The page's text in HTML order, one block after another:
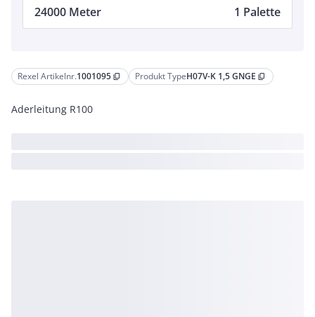
Rexel Artikelnr.1001095 content_copy Produkt TypeH07V-K 1,5 GNGE content_copy
Aderleitung R100
24000 Meter 1 Palette